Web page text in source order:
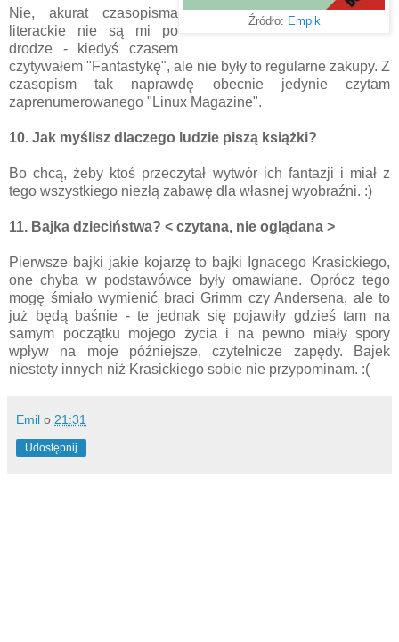
Źródło: Empik
Nie, akurat czasopisma
literackie nie są mi po
drodze - kiedyś czasem
czytywałem "Fantastykę", ale nie były to regularne zakupy. Z
czasopism tak naprawdę obecnie jedynie czytam
zaprenumerowanego "Linux Magazine".
10. Jak myślisz dlaczego ludzie piszą książki?
Bo chcą, żeby ktoś przeczytał wytwór ich fantazji i miał z
tego wszystkiego niezłą zabawę dla własnej wyobraźni. :)
11. Bajka dzieciństwa? < czytana, nie oglądana >
Pierwsze bajki jakie kojarzę to bajki Ignacego Krasickiego,
one chyba w podstawówce były omawiane. Oprócz tego
mogę śmiało wymienić braci Grimm czy Andersena, ale to
już będą baśnie - te jednak się pojawiły gdzieś tam na
samym początku mojego życia i na pewno miały spory
wpływ na moje późniejsze, czytelnicze zapędy. Bajek
niestety innych niż Krasickiego sobie nie przypominam. :(
Emil o 21:31
Udostępnij